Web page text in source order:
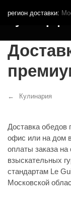
регион доставки:
Кутья.рф
Кулинария
Доставка обедов
офис или на дом
оплаты заказа
взыскательных
стандартам Le
Московской